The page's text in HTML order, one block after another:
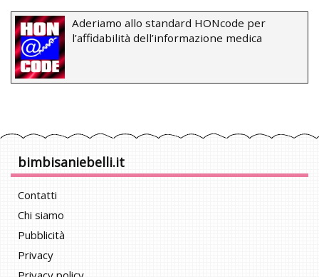
Aderiamo allo standard HONcode per
l’affidabilità dell’informazione medica
bimbisaniebelli.it
Contatti
Chi siamo
Pubblicità
Privacy